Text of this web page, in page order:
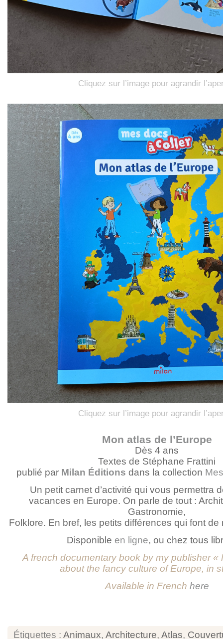
Cliquez sur l’image pour agrandir
Cliquez sur l’image pour agrandir
Mon atlas de l’Europe
Dès 4 ans
Textes de Stéphane Frattini
publié par Milan Éditions dans la collection
Un petit carnet d’activité qui vous permettra
vacances en Europe. On parle de tout :
Gastronomie,
Folklore. En bref, les petits différences qui font
Disponible en ligne, ou chez tous
A french documentary book by my publisher «
about the fancy culture of Europe, in
Available in French here
Étiquettes : Animaux, Architecture, Atlas,